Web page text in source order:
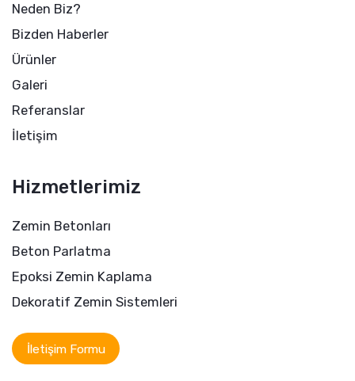
Neden Biz?
Bizden Haberler
Ürünler
Galeri
Referanslar
İletişim
Hizmetlerimiz
Zemin Betonları
Beton Parlatma
Epoksi Zemin Kaplama
Dekoratif Zemin Sistemleri
İletişim Formu